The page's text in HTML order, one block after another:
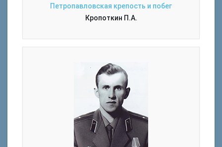
Петропавловская крепость и побег
Кропоткин П.А.